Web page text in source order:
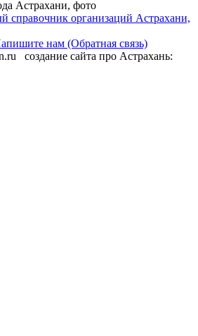
справочник организаций Астрахани,
нам (Обратная связь)
создание сайта про Астрахань: